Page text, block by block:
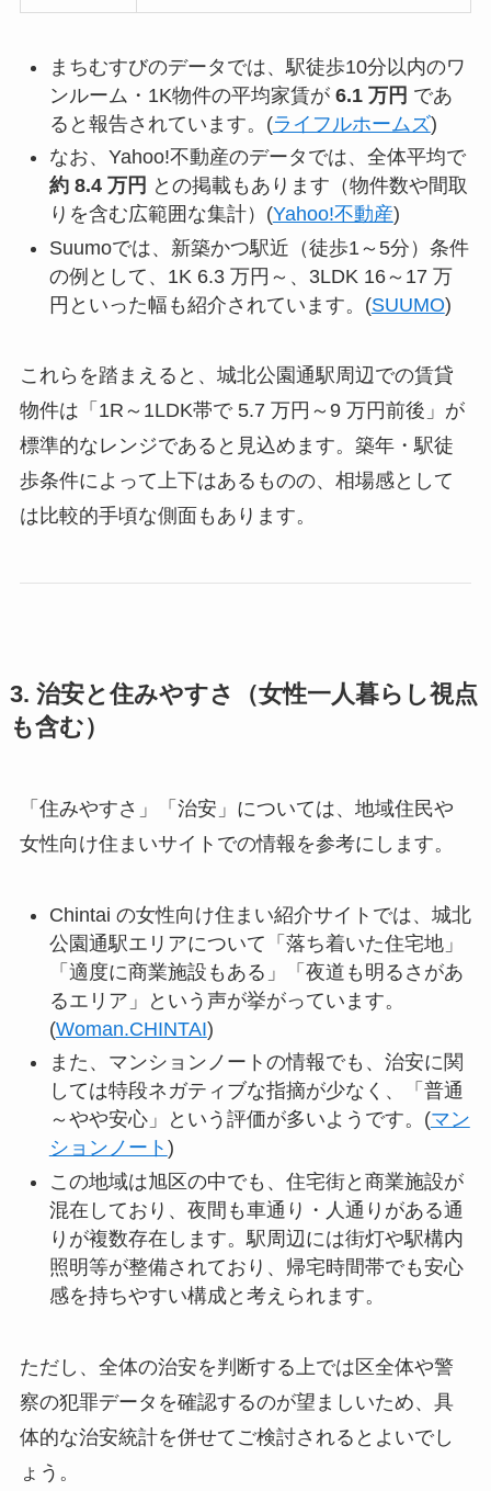
まちむすびのデータでは、駅徒歩10分以内のワ
ンルーム・1K物件の平均家賃が 6.1 万円 であ
ると報告されています。(ライフルホームズ)
なお、Yahoo!不動産のデータでは、全体平均で
約 8.4 万円 との掲載もあります（物件数や間取
りを含む広範囲な集計）(Yahoo!不動産)
Suumoでは、新築かつ駅近（徒歩1～5分）条件
の例として、1K 6.3 万円～、3LDK 16～17 万
円といった幅も紹介されています。(SUUMO)
これらを踏まえると、城北公園通駅周辺での賃貸
物件は「1R～1LDK帯で 5.7 万円～9 万円前後」が
標準的なレンジであると見込めます。築年・駅徒
歩条件によって上下はあるものの、相場感として
は比較的手頃な側面もあります。
3. 治安と住みやすさ（女性一人暮らし視点
も含む）
「住みやすさ」「治安」については、地域住民や
女性向け住まいサイトでの情報を参考にします。
Chintai の女性向け住まい紹介サイトでは、城北
公園通駅エリアについて「落ち着いた住宅地」
「適度に商業施設もある」「夜道も明るさがあ
るエリア」という声が挙がっています。
(Woman.CHINTAI)
また、マンションノートの情報でも、治安に関
しては特段ネガティブな指摘が少なく、「普通
～やや安心」という評価が多いようです。(マン
ションノート )
この地域は旭区の中でも、住宅街と商業施設が
混在しており、夜間も車通り・人通りがある通
りが複数存在します。駅周辺には街灯や駅構内
照明等が整備されており、帰宅時間帯でも安心
感を持ちやすい構成と考えられます。
ただし、全体の治安を判断する上では区全体や警
察の犯罪データを確認するのが望ましいため、具
体的な治安統計を併せてご検討されるとよいでし
ょう。